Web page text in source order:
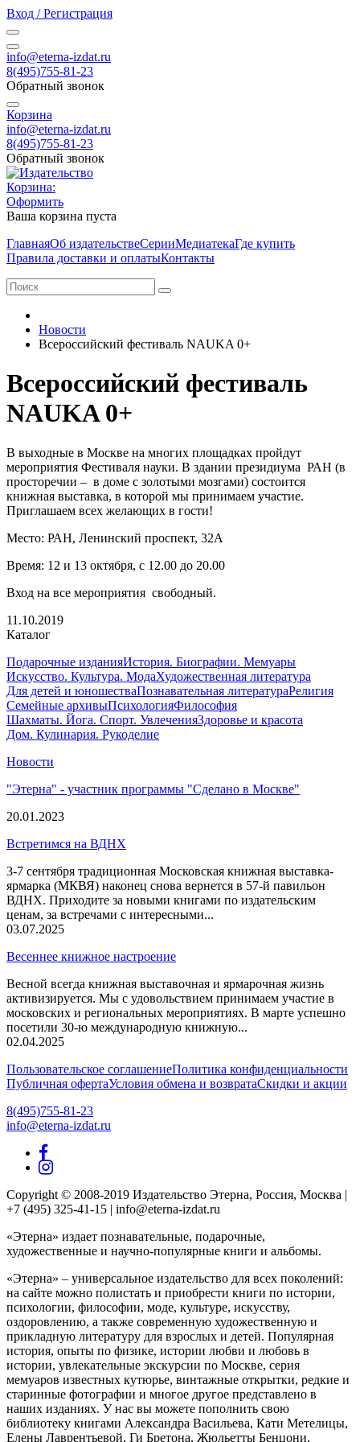
Вход / Регистрация
info@eterna-izdat.ru
8(495)755-81-23
Обратный звонок
Корзина
info@eterna-izdat.ru
8(495)755-81-23
Обратный звонок
Корзина:
Оформить
Ваша корзина пуста
ГлавнаяОб издательствеСерииМедиатекаГде купить
Правила доставки и оплатыКонтакты
Новости
Всероссийский фестиваль NAUKA 0+
Всероссийский фестиваль
NAUKA 0+
В выходные в Москве на многих площадках пройдут
мероприятия Фестиваля науки. В здании президиума РАН (в
просторечии – в доме с золотыми мозгами) состоится
книжная выставка, в которой мы принимаем участие.
Приглашаем всех желающих в гости!
Место: РАН, Ленинский проспект, 32А
Время: 12 и 13 октября, с 12.00 до 20.00
Вход на все мероприятия свободный.
11.10.2019
Каталог
Подарочные изданияИстория. Биографии. Мемуары
Искусство. Культура. МодаХудожественная литература
Для детей и юношестваПознавательная литератураРелигия
Семейные архивыПсихологияФилософия
Шахматы. Йога. Спорт. УвлеченияЗдоровье и красота
Дом. Кулинария. Рукоделие
Новости
"Этерна" - участник программы "Сделано в Москве"
20.01.2023
Встретимся на ВДНХ
3-7 сентября традиционная Московская книжная выставка-
ярмарка (МКВЯ) наконец снова вернется в 57-й павильон
ВДНХ. Приходите за новыми книгами по издательским
ценам, за встречами с интересными...
03.07.2025
Весеннее книжное настроение
Весной всегда книжная выставочная и ярмарочная жизнь
активизируется. Мы с удовольствием принимаем участие в
московских и региональных мероприятиях. В марте успешно
посетили 30-ю международную книжную...
02.04.2025
Пользовательское соглашениеПолитика конфиденциальности
Публичная офертаУсловия обмена и возвратаСкидки и акции
8(495)755-81-23
info@eterna-izdat.ru
Copyright © 2008-2019 Издательство Этерна, Россия, Москва |
+7 (495) 325-41-15 | info@eterna-izdat.ru
«Этерна» издает познавательные, подарочные,
художественные и научно-популярные книги и альбомы.
«Этерна» – универсальное издательство для всех поколений:
на сайте можно полистать и приобрести книги по истории,
психологии, философии, моде, культуре, искусству,
оздоровлению, а также современную художественную и
прикладную литературу для взрослых и детей. Популярная
история, опыты по физике, истории любви и любовь в
истории, увлекательные экскурсии по Москве, серия
мемуаров известных кутюрье, винтажные открытки, редкие и
старинные фотографии и многое другое представлено в
наших изданиях. У нас вы можете пополнить свою
библиотеку книгами Александра Васильева, Кати Метелицы,
Елены Лаврентьевой, Ги Бретона, Жюльетты Бенцони,